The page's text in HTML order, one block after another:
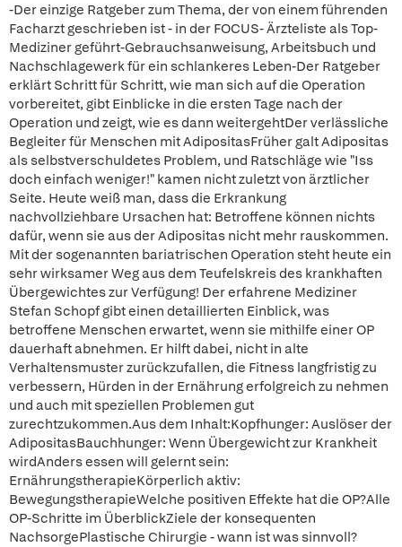
-Der einzige Ratgeber zum Thema, der von einem führenden
Facharzt geschrieben ist - in der FOCUS- Ärzteliste als Top-
Mediziner geführt-Gebrauchsanweisung, Arbeitsbuch und
Nachschlagewerk für ein schlankeres Leben-Der Ratgeber
erklärt Schritt für Schritt, wie man sich auf die Operation
vorbereitet, gibt Einblicke in die ersten Tage nach der
Operation und zeigt, wie es dann weitergehtDer verlässliche
Begleiter für Menschen mit AdipositasFrüher galt Adipositas
als selbstverschuldetes Problem, und Ratschläge wie "Iss
doch einfach weniger!" kamen nicht zuletzt von ärztlicher
Seite. Heute weiß man, dass die Erkrankung
nachvollziehbare Ursachen hat: Betroffene können nichts
dafür, wenn sie aus der Adipositas nicht mehr rauskommen.
Mit der sogenannten bariatrischen Operation steht heute ein
sehr wirksamer Weg aus dem Teufelskreis des krankhaften
Übergewichtes zur Verfügung! Der erfahrene Mediziner
Stefan Schopf gibt einen detaillierten Einblick, was
betroffene Menschen erwartet, wenn sie mithilfe einer OP
dauerhaft abnehmen. Er hilft dabei, nicht in alte
Verhaltensmuster zurückzufallen, die Fitness langfristig zu
verbessern, Hürden in der Ernährung erfolgreich zu nehmen
und auch mit speziellen Problemen gut
zurechtzukommen.Aus dem Inhalt:Kopfhunger: Auslöser der
AdipositasBauchhunger: Wenn Übergewicht zur Krankheit
wirdAnders essen will gelernt sein:
ErnährungstherapieKörperlich aktiv:
BewegungstherapieWelche positiven Effekte hat die OP?Alle
OP-Schritte im ÜberblickZiele der konsequenten
NachsorgePlastische Chirurgie - wann ist was sinnvoll?